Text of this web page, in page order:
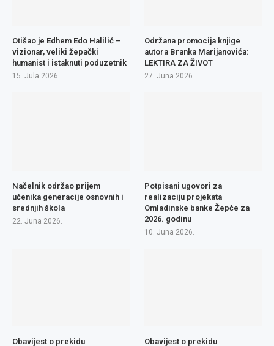
Otišao je Edhem Edo Halilić –
vizionar, veliki žepački
humanist i istaknuti poduzetnik
15. Jula 2026.
Održana promocija knjige
autora Branka Marijanovića:
LEKTIRA ZA ŽIVOT
27. Juna 2026.
Načelnik održao prijem
učenika generacije osnovnih i
srednjih škola
22. Juna 2026.
Potpisani ugovori za
realizaciju projekata
Omladinske banke Žepče za
2026. godinu
10. Juna 2026.
Obavijest o prekidu Obavijest o prekidu